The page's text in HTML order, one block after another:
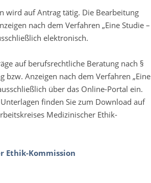
wird auf Antrag tätig. Die Bearbeitung
nach dem Verfahren „Eine Studie –
elektronisch.
auf berufsrechtliche Beratung nach §
bzw. Anzeigen nach dem Verfahren „Eine
über das Online-Portal ein.
finden Sie zum Download auf
Medizinischer Ethik-
Ethik-Kommission